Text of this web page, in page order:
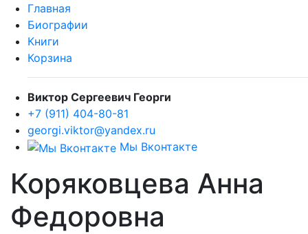
Главная
Биографии
Книги
Корзина
Виктор Сергеевич Георги
+7 (911) 404-80-81
georgi.viktor@yandex.ru
Мы Вконтакте
Коряковцева Анна
Федоровна